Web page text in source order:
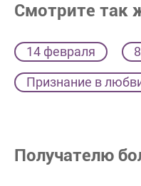
Смотрите так
14 февраля
Признание в
Получателю